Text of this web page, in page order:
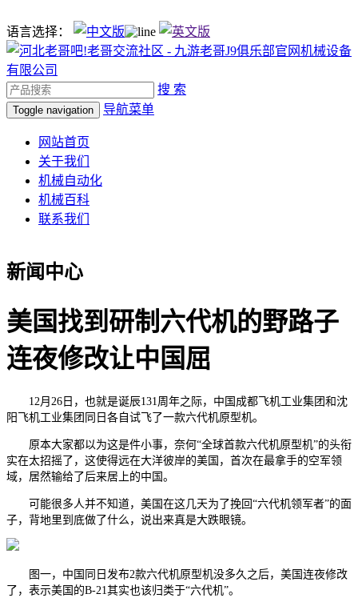
语言选择：
搜 索
Toggle navigation 导航菜单
网站首页
关于我们
机械自动化
机械百科
联系我们
新闻中心
美国找到研制六代机的野路子
连夜修改让中国屈
12月26日，也就是诞辰131周年之际，中国成都飞机工业集团和沈
阳飞机工业集团同日各自试飞了一款六代机原型机。
原本大家都以为这是件小事，奈何“全球首款六代机原型机”的头衔
实在太招摇了，这使得远在大洋彼岸的美国，首次在最拿手的空军领
域，居然输给了后来居上的中国。
可能很多人并不知道，美国在这几天为了挽回“六代机领军者”的面
子，背地里到底做了什么，说出来真是大跌眼镜。
图一，中国同日发布2款六代机原型机没多久之后，美国连夜修改
了，表示美国的B-21其实也该归类于“六代机”。